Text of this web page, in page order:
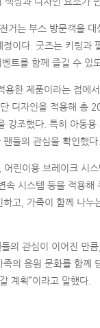
거는 부스 방문객을
이다. 굿즈는 키링과
트를 함께 즐길 수 있
한 제품이라는 점에
디자인을 적용해 총
강조했다. 특히 아동
들의 관심을 확인했다.
린이용 브레이크 시
시스템 등을 적용해
고, 가족이 함께 나
의 관심이 이어진 만
의 응원 문화를 함
계획”이라고 말했다.